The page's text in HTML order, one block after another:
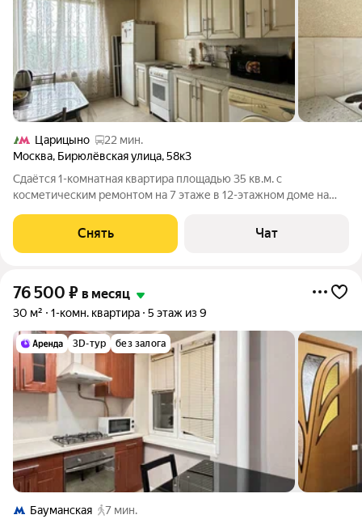
Царицыно
22 мин.
Москва, Бирюлёвская улица,58к3
Сдаётся 1-комнатная квартира площадью 35 кв.м. с
косметическим ремонтом на 7 этаже в 12-этажном доме на
Стиральная машина Холодильник Микроволновка Дом -
панельный, окна выходят во
Снять Чат
76 500 ₽ в месяц
30 м² 1-комн. квартира 5 этаж из 9
3D-тур без залога
Бауманская
7 мин.